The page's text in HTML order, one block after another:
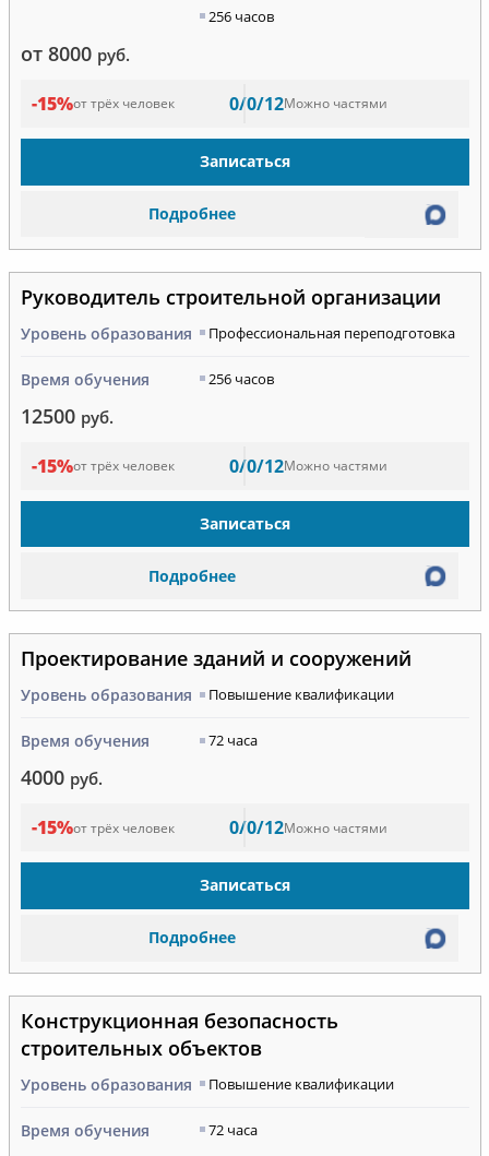
256 часов
от 8000 руб.
-15%от трёх человек 0/0/12Можно частями
Записаться
Подробнее
Руководитель строительной организации
Уровень образования Профессиональная переподготовка
Время обучения 256 часов
12500 руб.
-15%от трёх человек 0/0/12Можно частями
Записаться
Подробнее
Проектирование зданий и сооружений
Уровень образования Повышение квалификации
Время обучения 72 часа
4000 руб.
-15%от трёх человек 0/0/12Можно частями
Записаться
Подробнее
Конструкционная безопасность
строительных объектов
Уровень образования Повышение квалификации
Время обучения 72 часа